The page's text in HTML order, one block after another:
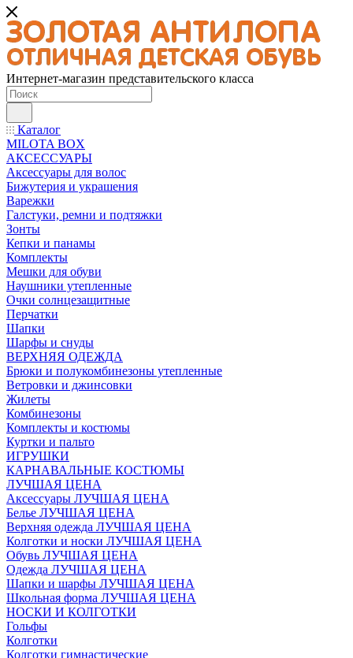
Интернет-магазин представительского класса
Каталог
MILOTA BOX
АКСЕССУАРЫ
Аксессуары для волос
Бижутерия и украшения
Варежки
Галстуки, ремни и подтяжки
Зонты
Кепки и панамы
Комплекты
Мешки для обуви
Наушники утепленные
Очки солнцезащитные
Перчатки
Шапки
Шарфы и снуды
ВЕРХНЯЯ ОДЕЖДА
Брюки и полукомбинезоны утепленные
Ветровки и джинсовки
Жилеты
Комбинезоны
Комплекты и костюмы
Куртки и пальто
ИГРУШКИ
КАРНАВАЛЬНЫЕ КОСТЮМЫ
ЛУЧШАЯ ЦЕНА
Аксессуары ЛУЧШАЯ ЦЕНА
Белье ЛУЧШАЯ ЦЕНА
Верхняя одежда ЛУЧШАЯ ЦЕНА
Колготки и носки ЛУЧШАЯ ЦЕНА
Обувь ЛУЧШАЯ ЦЕНА
Одежда ЛУЧШАЯ ЦЕНА
Шапки и шарфы ЛУЧШАЯ ЦЕНА
Школьная форма ЛУЧШАЯ ЦЕНА
НОСКИ И КОЛГОТКИ
Гольфы
Колготки
Колготки гимнастические